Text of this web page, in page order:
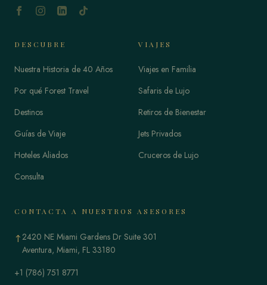
DESCUBRE
Nuestra Historia de 40 Años
Por qué Forest Travel
Destinos
Guías de Viaje
Hoteles Aliados
Consulta
VIAJES
Viajes en Familia
Safaris de Lujo
Retiros de Bienestar
Jets Privados
Cruceros de Lujo
CONTACTA A NUESTROS ASESORES
↑2420 NE Miami Gardens Dr Suite 301
Aventura, Miami, FL 33180
+1 (786) 751 8771